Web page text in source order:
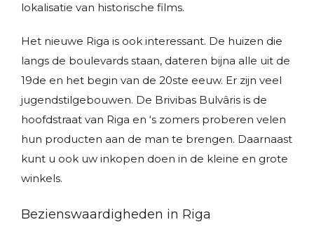
lokalisatie van historische films.
Het nieuwe Riga is ook interessant. De huizen die
langs de boulevards staan, dateren bijna alle uit de
19de en het begin van de 20ste eeuw. Er zijn veel
jugendstilgebouwen. De Brivibas Bulvâris is de
hoofdstraat van Riga en ‘s zomers proberen velen
hun producten aan de man te brengen. Daarnaast
kunt u ook uw inkopen doen in de kleine en grote
winkels.
Bezienswaardigheden in Riga